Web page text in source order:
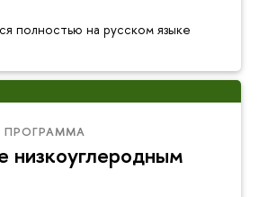
полностью на русском языке
ПРОГРАММА
низкоуглеродным